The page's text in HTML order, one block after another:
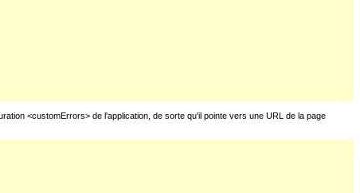
<customErrors> de l'application, de sorte qu'il pointe vers une URL de la page